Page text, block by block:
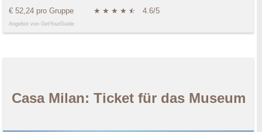
€ 52,24 pro Gruppe ★ ★ ★ ★ ★
☆ 4.6/5
Angebot von GetYourGuide
Casa Milan: Ticket für das Museum